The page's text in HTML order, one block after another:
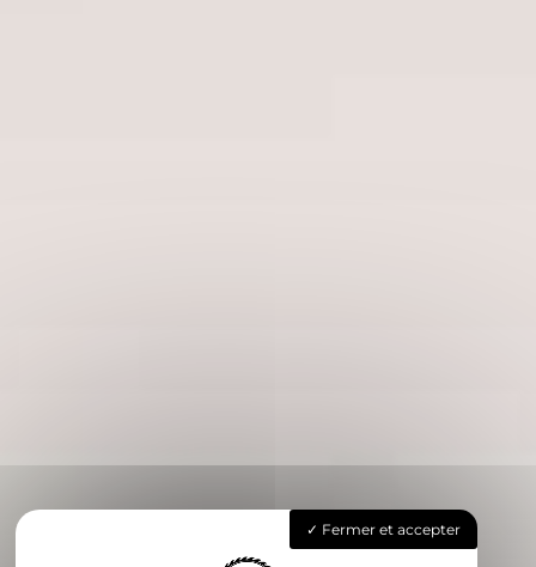
Fermer et accepter